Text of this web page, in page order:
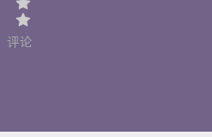
评论